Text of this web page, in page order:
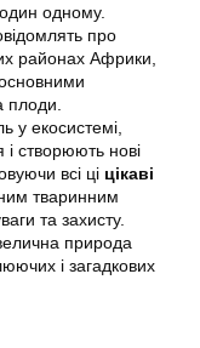
одному.
про
районах Африки,
плоди.
у екосистемі,
і створюють нові
всі ці цікаві
тваринним
та захисту.
природа
і загадкових